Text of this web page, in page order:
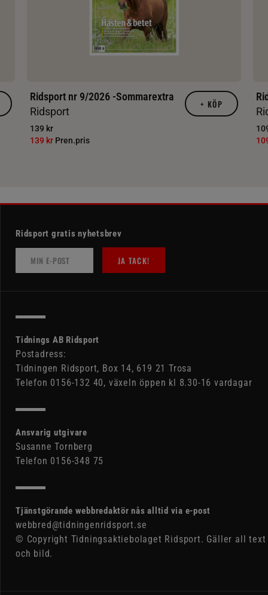
Ridsport nr 9/2026 -Sommarextra
Ridsport
139 kr
139 kr Pren.pris
+ KÖP
Ridsport gratis nyhetsbrev
JA TACK!
Tidnings AB Ridsport
Postadress:
Tidningen Ridsport, Box 14, 619 21 Trosa
Telefon 0156-132 40, växeln öppen kl 8.30-16 vardagar
Ansvarig utgivare
Susanne Tornberg
Telefon 0156-348 75
Tjänstgörande webbredaktör nås alltid via e-post
webbred@tidningenridsport.se
© Copyright Tidningsaktiebolaget Ridsport. Gäller all text
och bild.